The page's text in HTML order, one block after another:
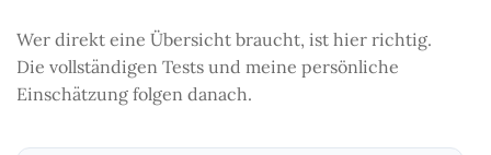
Wer direkt eine Übersicht braucht, ist hier richtig.
Die vollständigen Tests und meine persönliche
Einschätzung folgen danach.